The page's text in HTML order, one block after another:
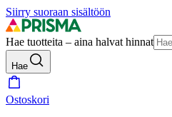
Siirry suoraan sisältöön
Hae tuotteita – aina halvat hinnat
Hae
Ostoskori